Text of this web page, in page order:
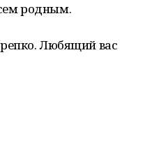
родным.
Любящий вас